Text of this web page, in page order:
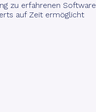
zu erfahrenen Software
auf Zeit ermöglicht